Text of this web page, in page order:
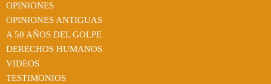
OPINIONES
OPINIONES ANTIGUAS
A 50 AÑOS DEL GOLPE
DERECHOS HUMANOS
VIDEOS
TESTIMONIOS